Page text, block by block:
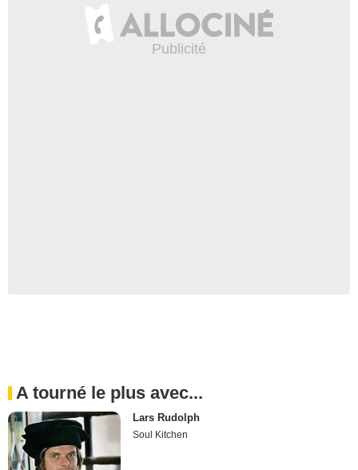
A tourné le plus avec...
Lars Rudolph
Soul Kitchen